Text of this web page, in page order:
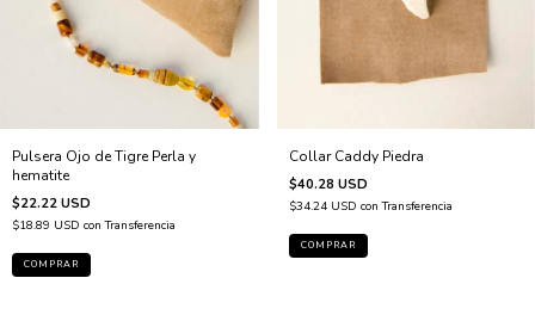
Pulsera Ojo de Tigre Perla y
hematite
$22.22 USD
$18.89 USD con Transferencia
Collar Caddy Piedra
$40.28 USD
$34.24 USD con Transferencia